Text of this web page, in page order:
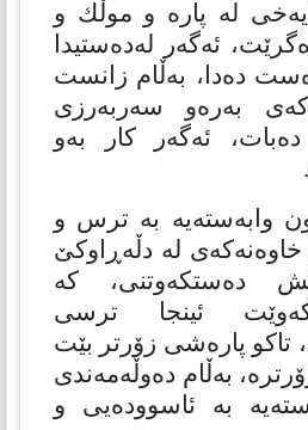
لە پارە و موڵك و
ئەگەر لەدەستیدا
دەدا، بەڵام زانست
بەرەو سەربەرزی
ئەگەر كار بەو
وابەستەیە بە ترس و
لە دڵەڕاوكێ
دەستكەوتنی، كە
ئینجا ترسی
تاكو پارەشی زۆرتر بێت
بەڵام دەوڵەمەندی
بە ئاسوودەیی و